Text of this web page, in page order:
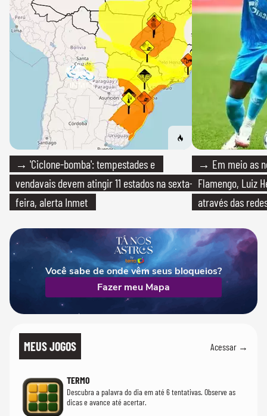
→ 'Ciclone-bomba': tempestades e
vendavais devem atingir 11 estados na sexta-
feira, alerta Inmet
→ Em meio as
Flamengo, Luiz
através das
Você sabe de onde vêm seus bloqueios?
Fazer meu Mapa
MEUS JOGOS Acessar →
TERMO
Descubra a palavra do dia em até 6 tentativas. Observe as
dicas e avance até acertar.